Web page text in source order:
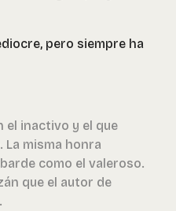
pero siempre ha
el inactivo y el que
La misma honra
como el valeroso.
que el autor de